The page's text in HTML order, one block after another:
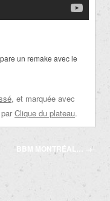
un remake avec le
, et marquée avec
par Clique du plateau.
BBM MONTRÉAL… →